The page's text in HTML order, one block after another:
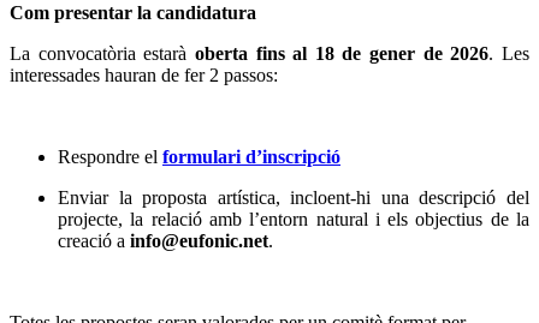
Com presentar la candidatura
La convocatòria estarà oberta fins al 18 de gener de 2026. Les
interessades hauran de fer 2 passos:
Respondre el formulari d’inscripció
Enviar la proposta artística, incloent-hi una descripció del
projecte, la relació amb l’entorn natural i els objectius de la
creació a info@eufonic.net.